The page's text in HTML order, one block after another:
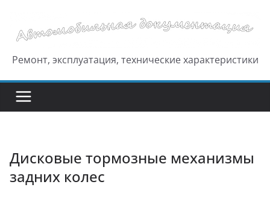
содержимому
Ремонт, эксплуатация, технические характеристики
Дисковые тормозные механизмы
задних колес